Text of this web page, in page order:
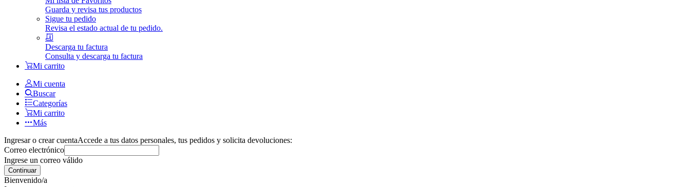
Guarda y revisa tus productos
Sigue tu pedido
Revisa el estado actual de tu pedido.
Descarga tu factura
Consulta y descarga tu factura
Mi carrito
Mi cuenta
Buscar
Categorías
Mi carrito
Más
Ingresar o crear cuentaAccede a tus datos personales, tus pedidos y solicita devoluciones:
Correo electrónico
Ingrese un correo válido
Continuar
Bienvenido/a